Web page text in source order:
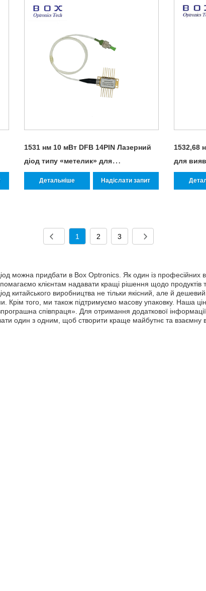
1531 нм 10 мВт DFB 14PIN Лазерний
діод типу «метелик» для
вимірювання газу аміаку NH3
Детальніше Надіслати запит
1532,68
для
1 2 3
можна придбати в Box Optronics. Як один із професійних
клієнтам надавати кращі рішення щодо продуктів
китайського виробництва не тільки якісний, але й
Крім того, ми також підтримуємо масову упаковку. Наша
співпраця». Для отримання додаткової
один з одним, щоб створити краще майбутнє та взаємну